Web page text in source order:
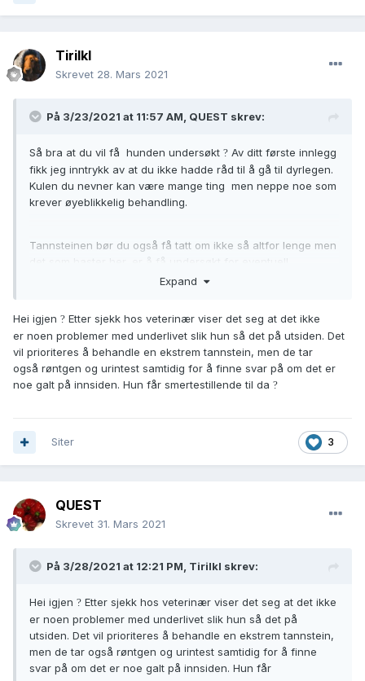
Tirilkl
Skrevet 28. Mars 2021
På 3/23/2021 at 11:57 AM, QUEST skrev:
Så bra at du vil få hunden undersøkt ? Av ditt første innlegg
fikk jeg inntrykk av at du ikke hadde råd til å gå til dyrlegen.
Kulen du nevner kan være mange ting men neppe noe som
krever øyeblikkelig behandling.
Tannsteinen bør du også få tatt om ikke så altfor lenge men
det som haster her, er å få undersøkt for eventuell
livmorbetennelse. Har du mulighet, få hunden undersøkt i
hunden behandlet. Jo lengre tid før behandling, jo større
risiko for død eller alvorlige senskader, selv med
behandling.
Jeg forstår at du vil prøve å unngå unødvendige
nødvendig. Lykke til og la oss få høre hvordan det går?
Expand
Hei igjen ? Etter sjekk hos veterinær viser det seg at det ikke
er noen problemer med underlivet slik hun så det på utsiden. Det
vil prioriteres å behandle en ekstrem tannstein, men de tar
også røntgen og urintest samtidig for å finne svar på om det er
noe galt på innsiden. Hun får smertestillende til da ?
3
Siter
QUEST
Skrevet 31. Mars 2021
På 3/28/2021 at 12:21 PM, Tirilkl skrev:
Hei igjen ? Etter sjekk hos veterinær viser det seg at det ikke
er noen problemer med underlivet slik hun så det på
utsiden. Det vil prioriteres å behandle en ekstrem tannstein,
men de tar også røntgen og urintest samtidig for å finne
svar på om det er noe galt på innsiden. Hun får